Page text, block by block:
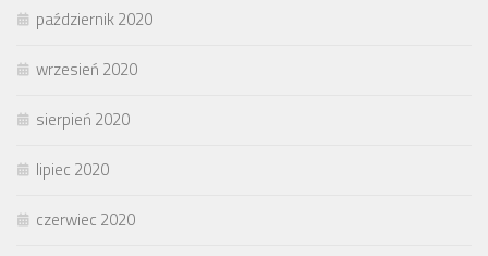
październik 2020
wrzesień 2020
sierpień 2020
lipiec 2020
czerwiec 2020